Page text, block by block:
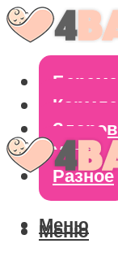
Уход
Разное
Меню
Меню